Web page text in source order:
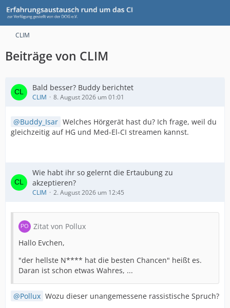
CLIM
Beiträge von CLIM
Bald besser? Buddy berichtet
CLIM 8. August 2026 um 01:01
Buddy_Isar Welches Hörgerät hast du? Ich frage, weil du
gleichzeitig auf HG und Med-El-CI streamen kannst.
Wie habt ihr so gelernt die Ertaubung zu
akzeptieren?
CLIM 2. August 2026 um 12:45
Zitat von Pollux
Hallo Evchen,
"der hellste N**** hat die besten Chancen" heißt es.
Daran ist schon etwas Wahres, ...
Pollux Wozu dieser unangemessene rassistische Spruch?